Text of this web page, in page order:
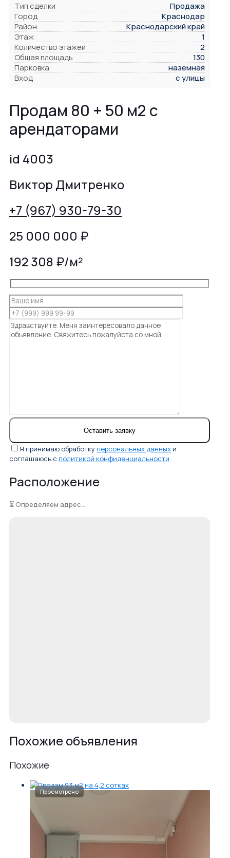
Тип сделки
Продажа
Город
Краснодар
Район
Краснодарский край
Этаж
1
Количество этажей
2
Общая площадь
130
Парковка
наземная
Вход
с улицы
Продам 80 + 50 м2 с
арендаторами
id 4003
Виктор Дмитренко
+7 (967) 930-79-30
25 000 000 ₽
192 308 ₽/м²
Я принимаю обработкуперсональных данных и
соглашаюсь с политикой конфиденциальности
Расположение
⏳ Определяем адрес...
Похожие объявления
Похожие